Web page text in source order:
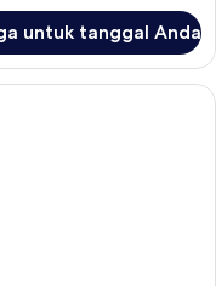
untuk tanggal Anda
| Setrika/meja